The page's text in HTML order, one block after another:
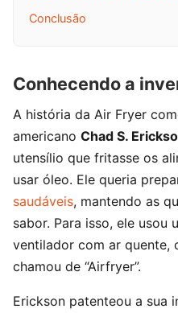
Conclusão
Conhecendo a
A história da Air Fryer
americano Chad S.
utensílio que fritasse os
usar óleo. Ele queria
saudáveis, mantendo as
sabor. Para isso, ele usou
ventilador com ar quente,
chamou de “Airfryer”.
Erickson patenteou a sua